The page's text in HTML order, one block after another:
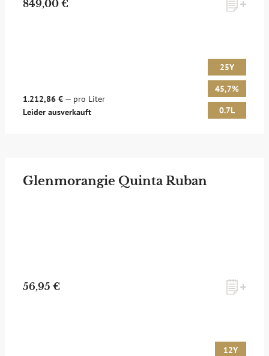
849,00 €
1.212,86 € — pro Liter
Leider ausverkauft
25Y
45,7%
0.7L
Glenmorangie Quinta Ruban
56,95 €
12Y